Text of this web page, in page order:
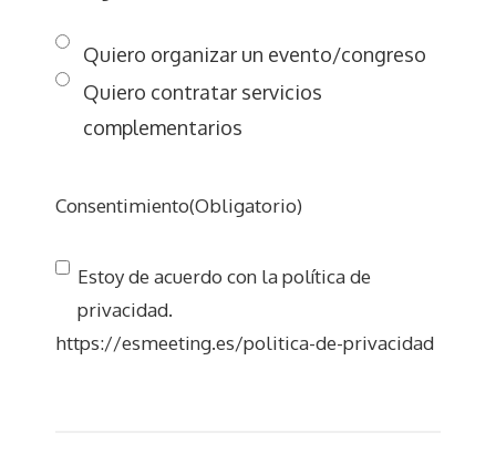
Quiero organizar un evento/congreso
Quiero contratar servicios
complementarios
Consentimiento(Obligatorio)
Estoy de acuerdo con la política de
privacidad.
https://esmeeting.es/politica-de-privacidad